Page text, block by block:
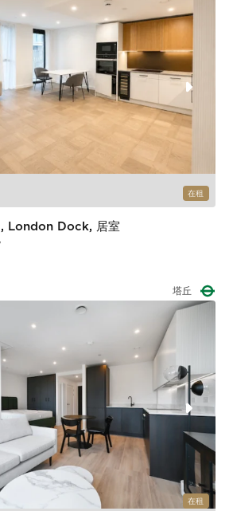
在租
London Dock, 居室
塔门廊
在租